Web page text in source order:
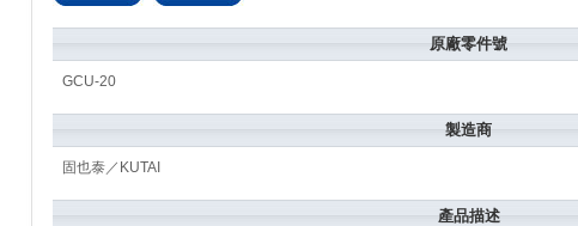
原廠零件號
GCU-20
製造商
固也泰／KUTAI
產品描述